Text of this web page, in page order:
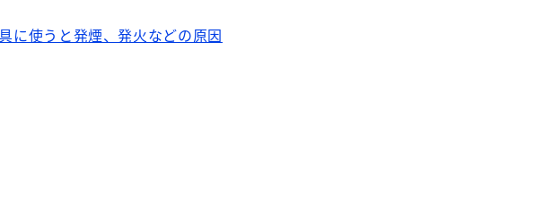
に使うと発煙、発火などの原因